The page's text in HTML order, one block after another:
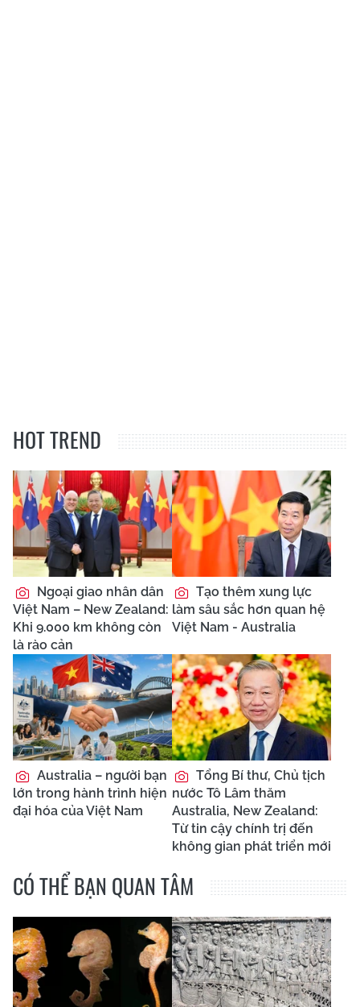
HOT TREND
Ngoại giao nhân dân
Việt Nam – New Zealand:
Khi 9.000 km không còn
là rào cản
Tạo thêm xung lực
làm sâu sắc hơn quan hệ
Việt Nam - Australia
Australia – người bạn
lớn trong hành trình hiện
đại hóa của Việt Nam
Tổng Bí thư, Chủ tịch
nước Tô Lâm thăm
Australia, New Zealand:
Từ tin cậy chính trị đến
không gian phát triển mới
CÓ THỂ BẠN QUAN TÂM